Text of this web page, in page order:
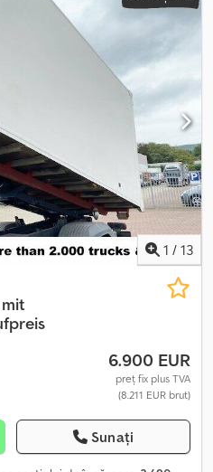
DESPRE ACCESORII
intermediară și erori
1 / 13
6.900 EUR
preț fix plus TVA
(8.211 EUR brut)
Sunați